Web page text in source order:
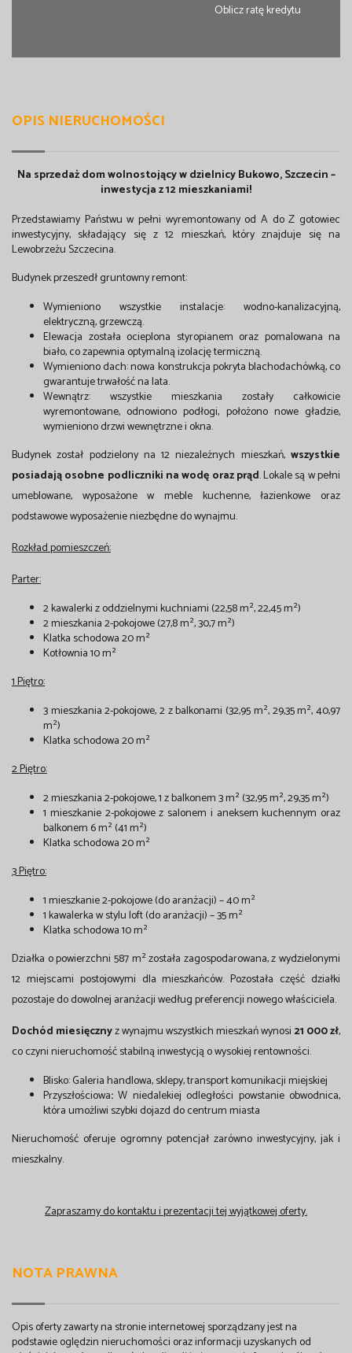
Oblicz ratę kredytu
OPIS NIERUCHOMOŚCI
Na sprzedaż dom wolnostojący w dzielnicy Bukowo, Szczecin –
inwestycja z 12 mieszkaniami!
Przedstawiamy Państwu w pełni wyremontowany od A do Z gotowiec
inwestycyjny, składający się z 12 mieszkań, który znajduje się na
Lewobrzeżu Szczecina.
Budynek przeszedł gruntowny remont:
Wymieniono wszystkie instalacje: wodno-kanalizacyjną,
elektryczną, grzewczą.
Elewacja została ocieplona styropianem oraz pomalowana na
biało, co zapewnia optymalną izolację termiczną.
Wymieniono dach: nowa konstrukcja pokryta blachodachówką, co
gwarantuje trwałość na lata.
Wewnątrz: wszystkie mieszkania zostały całkowicie
wyremontowane, odnowiono podłogi, położono nowe gładzie,
wymieniono drzwi wewnętrzne i okna.
Budynek został podzielony na 12 niezależnych mieszkań, wszystkie
posiadają osobne podliczniki na wodę oraz prąd. Lokale są w pełni
umeblowane, wyposażone w meble kuchenne, łazienkowe oraz
podstawowe wyposażenie niezbędne do wynajmu.
Rozkład pomieszczeń:
Parter:
2 kawalerki z oddzielnymi kuchniami (22,58 m², 22,45 m²)
2 mieszkania 2-pokojowe (27,8 m², 30,7 m²)
Klatka schodowa 20 m²
Kotłownia 10 m²
1 Piętro:
3 mieszkania 2-pokojowe, 2 z balkonami (32,95 m², 29,35 m², 40,97
m²)
Klatka schodowa 20 m²
2 Piętro:
2 mieszkania 2-pokojowe, 1 z balkonem 3 m² (32,95 m², 29,35 m²)
1 mieszkanie 2-pokojowe z salonem i aneksem kuchennym oraz
balkonem 6 m² (41 m²)
Klatka schodowa 20 m²
3 Piętro:
1 mieszkanie 2-pokojowe (do aranżacji) – 40 m²
1 kawalerka w stylu loft (do aranżacji) – 35 m²
Klatka schodowa 10 m²
Działka o powierzchni 587 m² została zagospodarowana, z wydzielonymi
12 miejscami postojowymi dla mieszkańców. Pozostała część działki
pozostaje do dowolnej aranżacji według preferencji nowego właściciela.
Dochód miesięcznyz wynajmu wszystkich mieszkań wynosi 21 000 zł,
co czyni nieruchomość stabilną inwestycją o wysokiej rentowności.
Blisko: Galeria handlowa, sklepy, transport komunikacji miejskiej
Przyszłościowa: W niedalekiej odległości powstanie obwodnica,
która umożliwi szybki dojazd do centrum miasta
Nieruchomość oferuje ogromny potencjał zarówno inwestycyjny, jak i
mieszkalny.
Zapraszamy do kontaktu i prezentacji tej wyjątkowej oferty.
NOTA PRAWNA
Opis oferty zawarty na stronie internetowej sporządzany jest na
podstawie oględzin nieruchomości oraz informacji uzyskanych od